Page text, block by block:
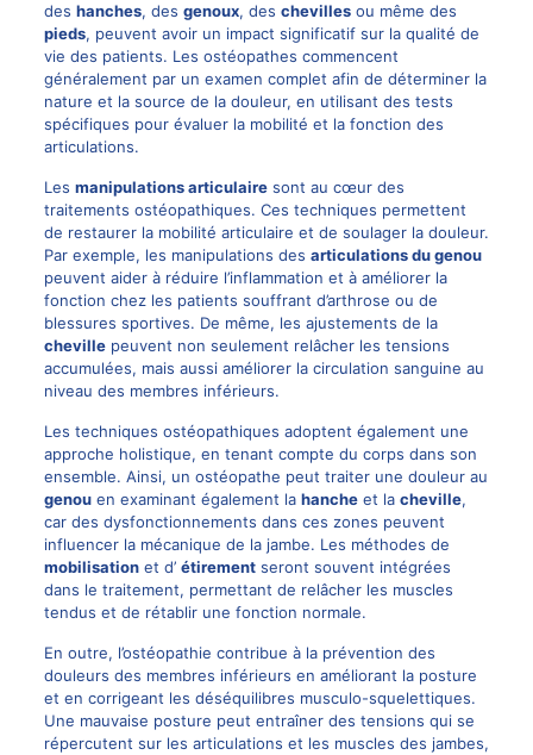
des hanches, des genoux, des chevillesou même des
pieds, peuvent avoir un impact significatif sur la qualité de
vie des patients. Les ostéopathes commencent
généralement par un examen complet afin de déterminer la
nature et la source de la douleur, en utilisant des tests
spécifiques pour évaluer la mobilité et la fonction des
articulations.
Les manipulations articulairesont au cœur des
traitements ostéopathiques. Ces techniques permettent
de restaurer la mobilité articulaire et de soulager la douleur.
Par exemple, les manipulations des articulations du genou
peuvent aider à réduire l’inflammation et à améliorer la
fonction chez les patients souffrant d’arthrose ou de
blessures sportives. De même, les ajustements de la
chevillepeuvent non seulement relâcher les tensions
accumulées, mais aussi améliorer la circulation sanguine au
niveau des membres inférieurs.
Les techniques ostéopathiques adoptent également une
approche holistique, en tenant compte du corps dans son
ensemble. Ainsi, un ostéopathe peut traiter une douleur au
genouen examinant également la hancheet la cheville,
car des dysfonctionnements dans ces zones peuvent
influencer la mécanique de la jambe. Les méthodes de
mobilisationet d’ étirementseront souvent intégrées
dans le traitement, permettant de relâcher les muscles
tendus et de rétablir une fonction normale.
En outre, l’ostéopathie contribue à la prévention des
douleurs des membres inférieurs en améliorant la posture
et en corrigeant les déséquilibres musculo-squelettiques.
Une mauvaise posture peut entraîner des tensions qui se
répercutent sur les articulations et les muscles des jambes,